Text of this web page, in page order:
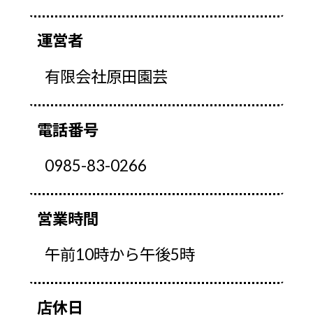
運営者
有限会社原田園芸
電話番号
0985-83-0266
営業時間
午前10時から午後5時
店休日